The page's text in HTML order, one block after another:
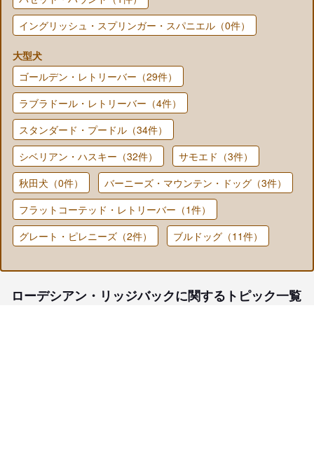
イングリッシュ・スプリンガー・スパニエル（0件）
大型犬
ゴールデン・レトリーバー（29件）
ラブラドール・レトリーバー（4件）
スタンダード・プードル（34件）
シベリアン・ハスキー（32件）
サモエド（3件）
秋田犬（0件）
バーニーズ・マウンテン・ドッグ（3件）
フラットコーテッド・レトリーバー（1件）
グレート・ピレニーズ（2件）
ブルドッグ（11件）
ローデシアン・リッジバックに関するトピック一覧